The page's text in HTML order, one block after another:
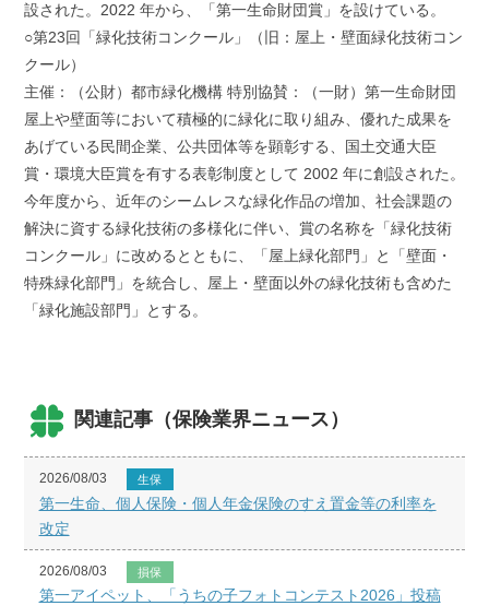
設された。2022 年から、「第一生命財団賞」を設けている。
○第23回「緑化技術コンクール」（旧：屋上・壁面緑化技術コン
クール）
主催：（公財）都市緑化機構 特別協賛：（一財）第一生命財団
屋上や壁面等において積極的に緑化に取り組み、優れた成果を
あげている民間企業、公共団体等を顕彰する、国土交通大臣
賞・環境大臣賞を有する表彰制度として 2002 年に創設された。
今年度から、近年のシームレスな緑化作品の増加、社会課題の
解決に資する緑化技術の多様化に伴い、賞の名称を「緑化技術
コンクール」に改めるとともに、「屋上緑化部門」と「壁面・
特殊緑化部門」を統合し、屋上・壁面以外の緑化技術も含めた
「緑化施設部門」とする。
関連記事（保険業界ニュース）
2026/08/03 生保
第一生命、個人保険・個人年金保険のすえ置金等の利率を
改定
2026/08/03 損保
第一アイペット、「うちの子フォトコンテスト2026」投稿